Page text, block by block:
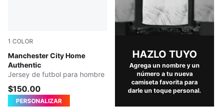
1 COLOR
Manchester City Home
Authentic
Team Light Blue-Icy Blue
Jersey de futbol para hombre
$150.00
PERSONALIZAR
HAZLO TUYO
Agrega un nombre y un
número a tu nueva
camiseta favorita para
darle un toque personal.